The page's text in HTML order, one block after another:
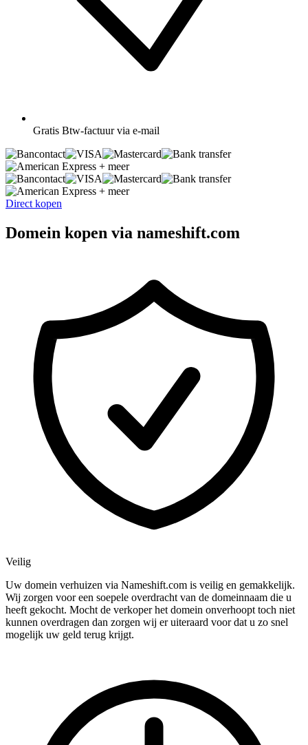
Gratis Btw-factuur via e-mail
+ meer
+ meer
Direct kopen
Domein kopen via nameshift.com
Veilig
Uw domein verhuizen via Nameshift.com is veilig en gemakkelijk.
Wij zorgen voor een soepele overdracht van de domeinnaam die u
heeft gekocht. Mocht de verkoper het domein onverhoopt toch niet
kunnen overdragen dan zorgen wij er uiteraard voor dat u zo snel
mogelijk uw geld terug krijgt.